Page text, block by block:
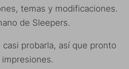
temas y modificaciones.
de Sleepers.
probarla, así que pronto